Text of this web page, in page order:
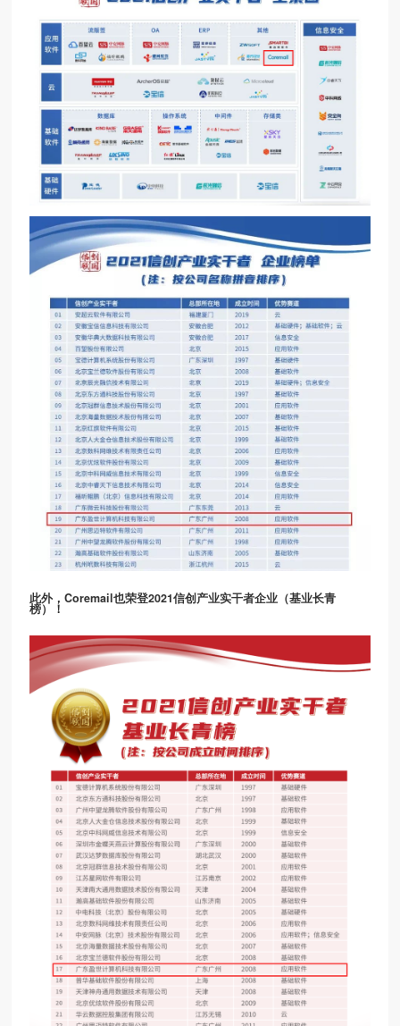
此外，Coremail也荣登2021信创产业实干者企业（基业长青
榜）！